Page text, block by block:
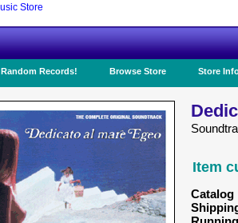
Random Records! Browse Store Store
Item
Catalog